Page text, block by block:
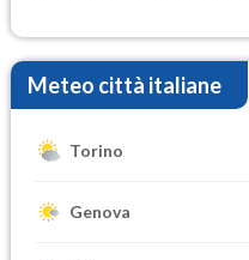
Meteo città italiane
Torino
Genova